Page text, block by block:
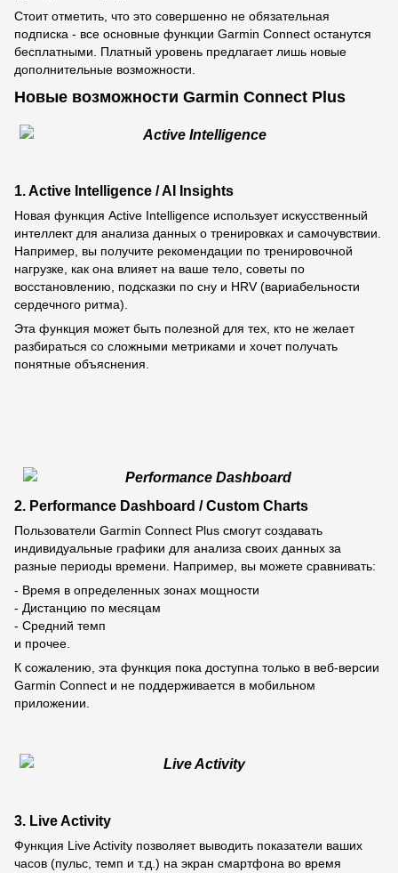
Стоит отметить, что это совершенно не обязательная
подписка - все основные функции Garmin Connect останутся
бесплатными. Платный уровень предлагает лишь новые
дополнительные возможности.
Новые возможности Garmin Connect Plus
1. Active Intelligence / AI Insights
Новая функция Active Intelligence использует искусственный
интеллект для анализа данных о тренировках и самочувствии.
Например, вы получите рекомендации по тренировочной
нагрузке, как она влияет на ваше тело, советы по
восстановлению, подсказки по сну и HRV (вариабельности
сердечного ритма).
Эта функция может быть полезной для тех, кто не желает
разбираться со сложными метриками и хочет получать
понятные объяснения.
2. Performance Dashboard / Custom Charts
Пользователи Garmin Connect Plus смогут создавать
индивидуальные графики для анализа своих данных за
разные периоды времени. Например, вы можете сравнивать:
- Время в определенных зонах мощности
- Дистанцию по месяцам
- Средний темп
и прочее.
К сожалению, эта функция пока доступна только в веб-версии
Garmin Connect и не поддерживается в мобильном
приложении.
3. Live Activity
Функция Live Activity позволяет выводить показатели ваших
часов (пульс, темп и т.д.) на экран смартфона во время